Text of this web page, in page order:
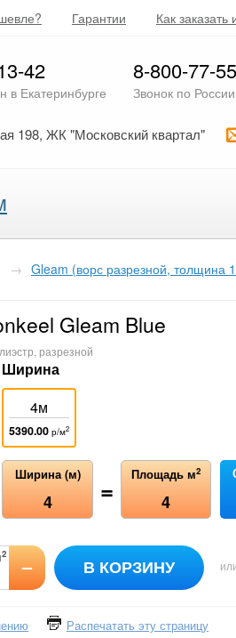
Гарантии Как заказать
42
в Екатеринбурге
8-800-77-
Звонок по
198, ЖК "Московский квартал"
→ Gleam (ворс разрезной, толщина
Gleam Blue
разрезной
Ширина
4м
5390.00 р/м2
Ширина (м)
4 = Площадь м2
4
2 – В КОРЗИНУ
Распечатать эту страницу